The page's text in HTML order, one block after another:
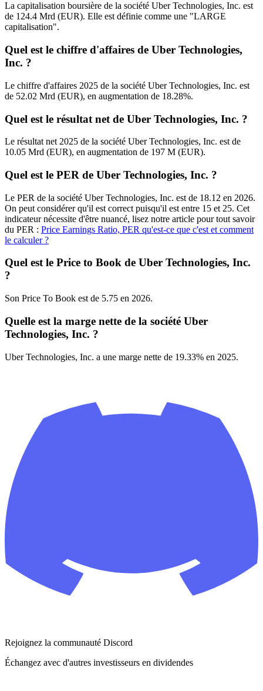
La capitalisation boursière de la société Uber Technologies, Inc. est
de 124.4 Mrd (EUR). Elle est définie comme une "LARGE
capitalisation".
Quel est le chiffre d'affaires de Uber Technologies,
Inc. ?
Le chiffre d'affaires 2025 de la société Uber Technologies, Inc. est
de 52.02 Mrd (EUR), en augmentation de 18.28%.
Quel est le résultat net de Uber Technologies, Inc. ?
Le résultat net 2025 de la société Uber Technologies, Inc. est de
10.05 Mrd (EUR), en augmentation de 197 M (EUR).
Quel est le PER de Uber Technologies, Inc. ?
Le PER de la société Uber Technologies, Inc. est de 18.12 en 2026.
On peut considérer qu'il est correct puisqu'il est entre 15 et 25. Cet
indicateur nécessite d'être nuancé, lisez notre article pour tout savoir
du PER : Price Earnings Ratio, PER qu'est-ce que c'est et comment
le calculer ?
Quel est le Price to Book de Uber Technologies, Inc.
?
Son Price To Book est de 5.75 en 2026.
Quelle est la marge nette de la société Uber
Technologies, Inc. ?
Uber Technologies, Inc. a une marge nette de 19.33% en 2025.
Rejoignez la communauté Discord
Échangez avec d'autres investisseurs en dividendes